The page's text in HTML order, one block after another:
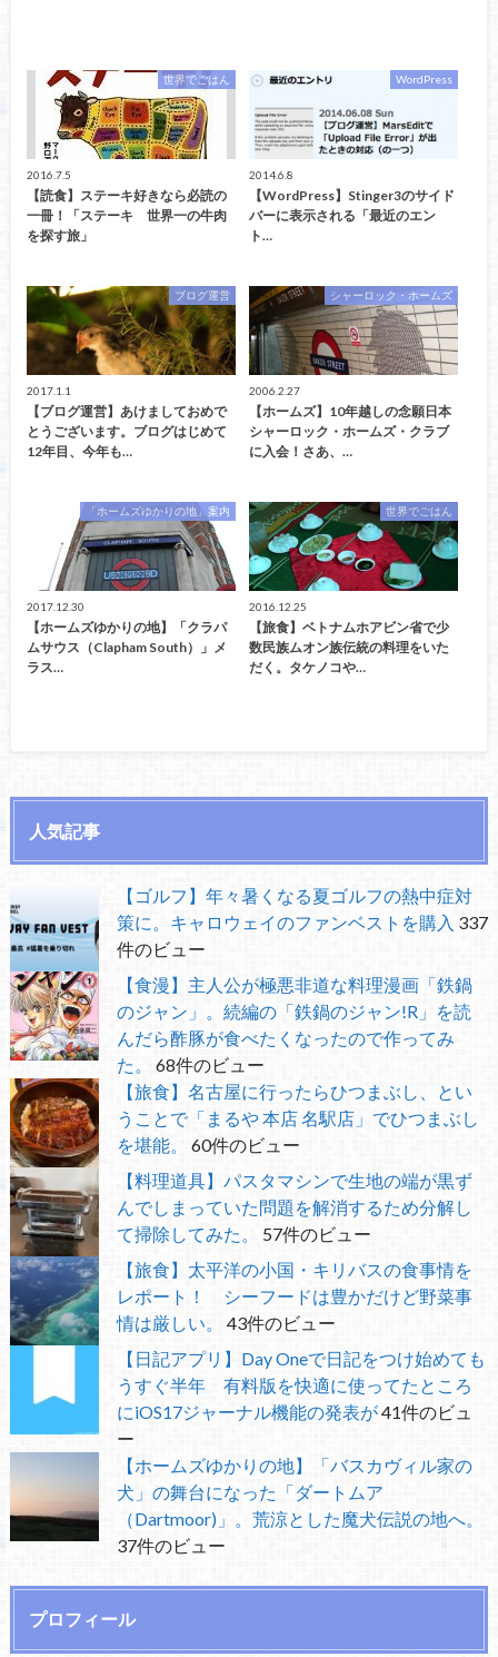
世界でごはん
2016.7.5
【読食】ステーキ好きなら必読の
一冊！「ステーキ 世界一の牛肉
を探す旅」
WordPress
2014.6.8
【WordPress】Stinger3のサイド
バーに表示される「最近のエン
ト…
ブログ運営
2017.1.1
【ブログ運営】あけましておめで
とうございます。ブログはじめて
12年目、今年も…
シャーロック・ホームズ
2006.2.27
【ホームズ】10年越しの念願日本
シャーロック・ホームズ・クラブ
に入会！さあ、…
「ホームズゆかりの地」案内
2017.12.30
【ホームズゆかりの地】「クラパ
ムサウス（Clapham South）」メ
ラス…
世界でごはん
2016.12.25
【旅食】ベトナムホアビン省で少
数民族ムオン族伝統の料理をいた
だく。タケノコや…
人気記事
【ゴルフ】年々暑くなる夏ゴルフの熱中症対
策に。キャロウェイのファンベストを購入 337
件のビュー
【食漫】主人公が極悪非道な料理漫画「鉄鍋
のジャン」。続編の「鉄鍋のジャン!R」を読
んだら酢豚が食べたくなったので作ってみ
た。
68件のビュー
【旅食】名古屋に行ったらひつまぶし、とい
うことで「まるや 本店 名駅店」でひつまぶし
を堪能。
60件のビュー
【料理道具】パスタマシンで生地の端が黒ず
んでしまっていた問題を解消するため分解し
て掃除してみた。
57件のビュー
【旅食】太平洋の小国・キリバスの食事情を
レポート！ シーフードは豊かだけど野菜事
情は厳しい。
43件のビュー
【日記アプリ】Day Oneで日記をつけ始めても
うすぐ半年 有料版を快適に使ってたところ
にiOS17ジャーナル機能の発表が41件のビュ
ー
【ホームズゆかりの地】「バスカヴィル家の
犬」の舞台になった「ダートムア
（Dartmoor)」。荒涼とした魔犬伝説の地へ。
37件のビュー
プロフィール